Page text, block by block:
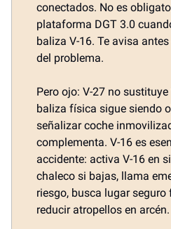
conectados. No es
plataforma DGT 3.0
baliza V-16. Te avisa
del problema.
Pero ojo: V-27 no
baliza física sigue siendo
señalizar coche
complementa. V-16 es
accidente: activa V-16 en
chaleco si bajas, llama
riesgo, busca lugar seguro
reducir atropellos en arcén.